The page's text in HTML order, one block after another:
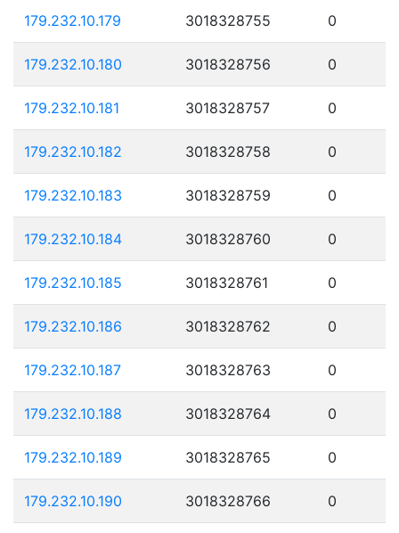
179.232.10.179 3018328755 0
179.232.10.180 3018328756 0
179.232.10.181 3018328757 0
179.232.10.182 3018328758 0
179.232.10.183 3018328759 0
179.232.10.184 3018328760 0
179.232.10.185 3018328761 0
179.232.10.186 3018328762 0
179.232.10.187 3018328763 0
179.232.10.188 3018328764 0
179.232.10.189 3018328765 0
179.232.10.190 3018328766 0